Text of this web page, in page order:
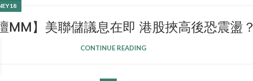
MM】美聯儲議息在即 港股挾高後恐震盪？
CONTINUE READING